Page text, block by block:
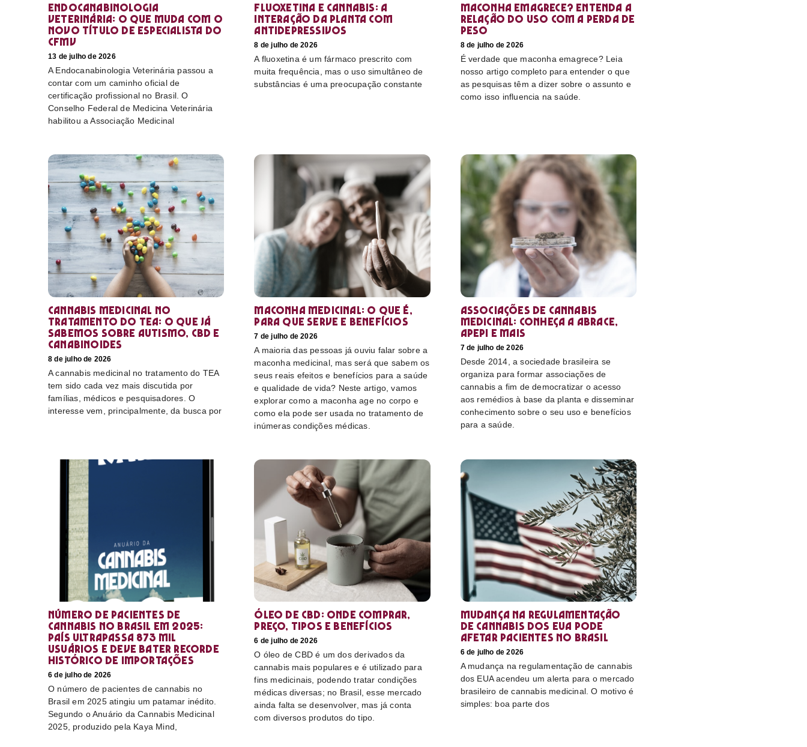
Endocanabinologia
Veterinária: o que muda com o
novo título de especialista do
CFMV
13 de julho de 2026
A Endocanabinologia Veterinária passou a
contar com um caminho oficial de
certificação profissional no Brasil. O
Conselho Federal de Medicina Veterinária
habilitou a Associação Medicinal
Fluoxetina e Cannabis: a
interação da planta com
antidepressivos
8 de julho de 2026
A fluoxetina é um fármaco prescrito com
muita frequência, mas o uso simultâneo de
substâncias é uma preocupação constante
Maconha emagrece? Entenda a
relação do uso com a perda de
peso
8 de julho de 2026
É verdade que maconha emagrece? Leia
nosso artigo completo para entender o que
as pesquisas têm a dizer sobre o assunto e
como isso influencia na saúde.
Cannabis medicinal no
tratamento do TEA: o que já
sabemos sobre autismo, CBD e
canabinoides
8 de julho de 2026
A cannabis medicinal no tratamento do TEA
tem sido cada vez mais discutida por
famílias, médicos e pesquisadores. O
interesse vem, principalmente, da busca por
Maconha medicinal: O que é,
para que serve e benefícios
7 de julho de 2026
A maioria das pessoas já ouviu falar sobre a
maconha medicinal, mas será que sabem os
seus reais efeitos e benefícios para a saúde
e qualidade de vida? Neste artigo, vamos
explorar como a maconha age no corpo e
como ela pode ser usada no tratamento de
inúmeras condições médicas.
Associações de cannabis
medicinal: conheça a Abrace,
Apepi e mais
7 de julho de 2026
Desde 2014, a sociedade brasileira se
organiza para formar associações de
cannabis a fim de democratizar o acesso
aos remédios à base da planta e disseminar
conhecimento sobre o seu uso e benefícios
para a saúde.
Número de pacientes de
cannabis no Brasil em 2025:
país ultrapassa 873 mil
usuários e deve bater recorde
histórico de importações
6 de julho de 2026
O número de pacientes de cannabis no
Brasil em 2025 atingiu um patamar inédito.
Segundo o Anuário da Cannabis Medicinal
2025, produzido pela Kaya Mind,
Óleo de CBD: Onde comprar,
preço, tipos e benefícios
6 de julho de 2026
O óleo de CBD é um dos derivados da
cannabis mais populares e é utilizado para
fins medicinais, podendo tratar condições
médicas diversas; no Brasil, esse mercado
ainda falta se desenvolver, mas já conta
com diversos produtos do tipo.
Mudança na regulamentação
de cannabis dos EUA pode
afetar pacientes no Brasil
6 de julho de 2026
A mudança na regulamentação de cannabis
dos EUA acendeu um alerta para o mercado
brasileiro de cannabis medicinal. O motivo é
simples: boa parte dos